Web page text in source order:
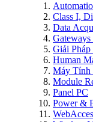
Class I,
Data
Giải
Human
Máy Tính
Module
Panel PC
Power &